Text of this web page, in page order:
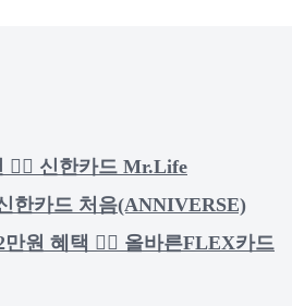
신한카드 Mr.Life
한카드 처음(ANNIVERSE)
원 혜택 👉🏻 올바른FLEX카드